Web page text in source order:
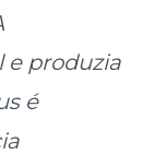
e produzia
é